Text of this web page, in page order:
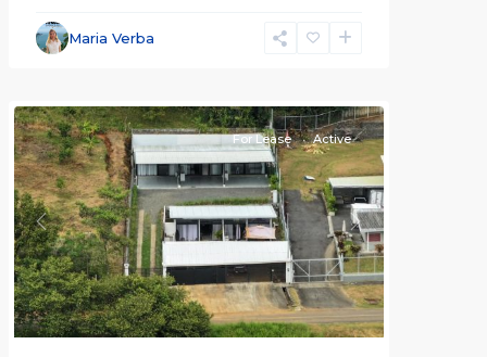
Maria Verba
Alajuela
(Province)
Previous Next
For Lease Active